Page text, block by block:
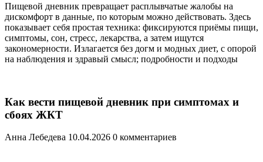
Пищевой дневник превращает расплывчатые жалобы на
дискомфорт в данные, по которым можно действовать. Здесь
показывает себя простая техника: фиксируются приёмы пищи,
симптомы, сон, стресс, лекарства, а затем ищутся
закономерности. Излагается без догм и модных диет, с опорой
на наблюдения и здравый смысл; подробности и подходы
Как вести пищевой дневник при симптомах и
сбоях ЖКТ
Анна Лебедева 10.04.2026 0 комментариев